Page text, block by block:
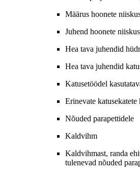
Määrus hoonete
Juhend hoonete
Hea tava juhendid
Hea tava juhendid
Katusetöödel
Erinevate katusekatete
Nõuded parapettidele
Kaldvihm
Kaldvihmast, randa
tulenevad nõuded